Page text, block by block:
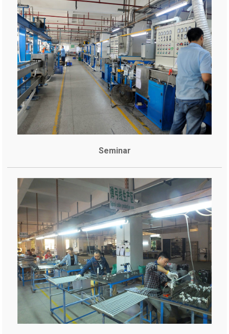
Seminar